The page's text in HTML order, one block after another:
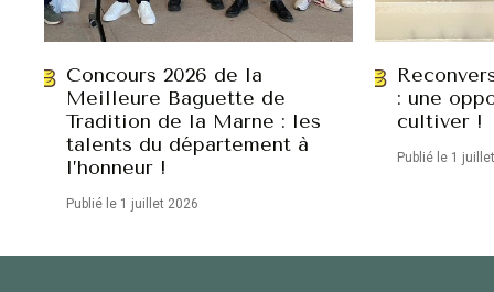
Concours 2026 de la
Meilleure Baguette de
Tradition de la Marne : les
talents du département à
l’honneur !
Publié le 1 juillet 2026
: une
cultiver !
Publié le 1